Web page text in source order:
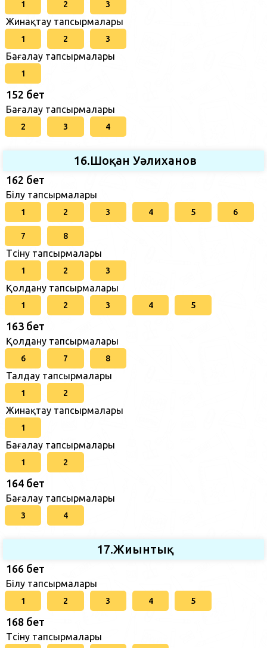
1 2 3
Жинақтау тапсырмалары
1 2 3
Бағалау тапсырмалары
1
152 бет
Бағалау тапсырмалары
2 3 4
16.Шоқан Уәлиханов
162 бет
Білу тапсырмалары
1 2 3 4 5 6
7 8
Түсіну тапсырмалары
1 2 3
Қолдану тапсырмалары
1 2 3 4 5
163 бет
Қолдану тапсырмалары
6 7 8
Талдау тапсырмалары
1 2
Жинақтау тапсырмалары
1
Бағалау тапсырмалары
1 2
164 бет
Бағалау тапсырмалары
3 4
17.Жиынтық
166 бет
Білу тапсырмалары
1 2 3 4 5
168 бет
Түсіну тапсырмалары